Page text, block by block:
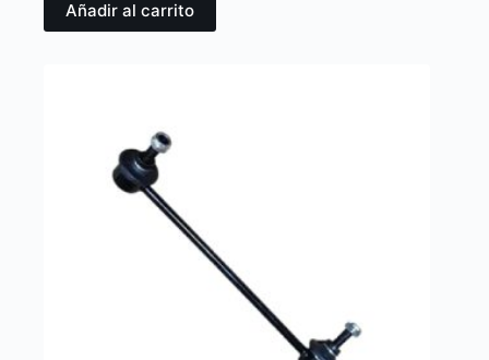
Añadir al carrito